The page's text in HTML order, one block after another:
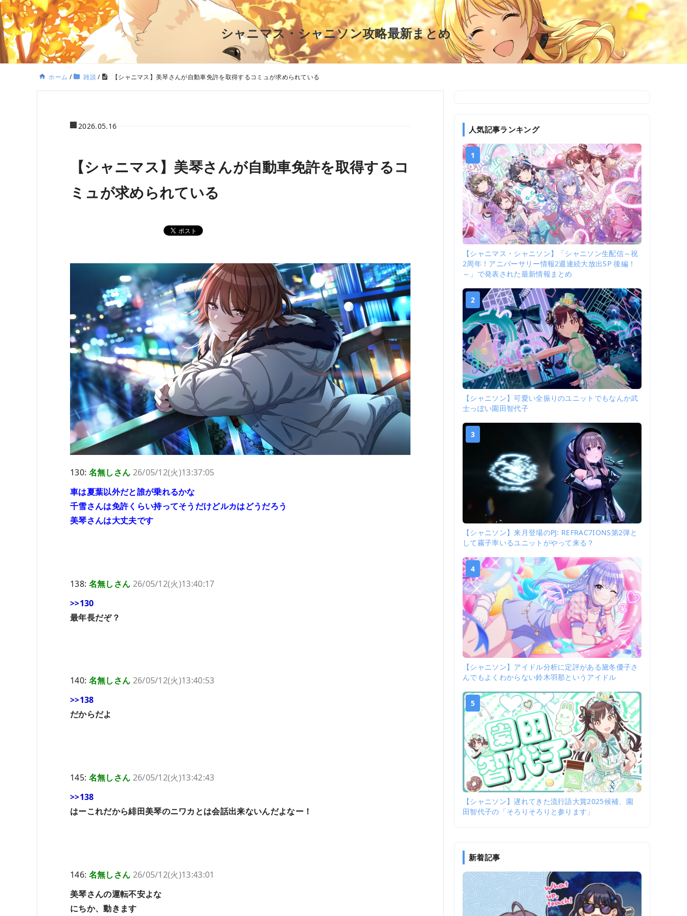
シャニマス・シャニソン攻略最新まとめ
ホーム / 雑談 / 【シャニマス】美琴さんが自動車免許を取得するコミュが求められている
2026.05.16
【シャニマス】美琴さんが自動車免許を取得するコ
ミュが求められている
130: 名無しさん 26/05/12(火)13:37:05
車は夏葉以外だと誰が乗れるかな
千雪さんは免許くらい持ってそうだけどルカはどうだろう
美琴さんは大丈夫です
138: 名無しさん 26/05/12(火)13:40:17
>>130
最年長だぞ？
140: 名無しさん 26/05/12(火)13:40:53
>>138
だからだよ
145: 名無しさん 26/05/12(火)13:42:43
>>138
はーこれだから緋田美琴のニワカとは会話出来ないんだよなー！
146: 名無しさん 26/05/12(火)13:43:01
美琴さんの運転不安よな
にちか、動きます
人気記事ランキング
1
【シャニマス・シャニソン】「シャニソン生配信～祝
2周年！アニバーサリー情報2週連続大放出SP 後編！
～」で発表された最新情報まとめ
2
【シャニソン】可愛い全振りのユニットでもなんか武
士っぽい園田智代子
3
【シャニソン】来月登場のPJ: REFRAC7IONS第2弾と
して霧子率いるユニットがやって来る？
4
【シャニソン】アイドル分析に定評がある黛冬優子さ
んでもよくわからない鈴木羽那というアイドル
5
【シャニソン】遅れてきた流行語大賞2025候補、園
田智代子の「そろりそろりと参ります」
新着記事